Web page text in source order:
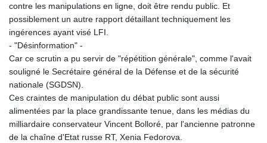
contre les manipulations en ligne, doit être rendu public. Et
possiblement un autre rapport détaillant techniquement les
ingérences ayant visé LFI.
- "Désinformation" -
Car ce scrutin a pu servir de "répétition générale", comme l'avait
souligné le Secrétaire général de la Défense et de la sécurité
nationale (SGDSN).
Ces craintes de manipulation du débat public sont aussi
alimentées par la place grandissante tenue, dans les médias du
milliardaire conservateur Vincent Bolloré, par l'ancienne patronne
de la chaîne d'Etat russe RT, Xenia Fedorova.